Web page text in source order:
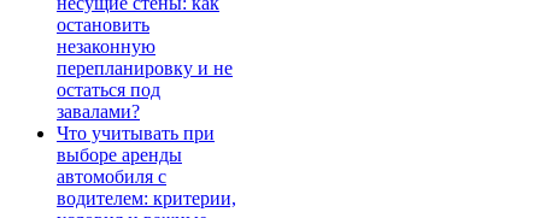
остановить
незаконную
перепланировку и не
остаться под
завалами?
Что учитывать при
выборе аренды
автомобиля с
водителем: критерии,